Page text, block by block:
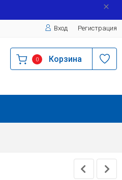
Вход Регистрация
0 Корзина